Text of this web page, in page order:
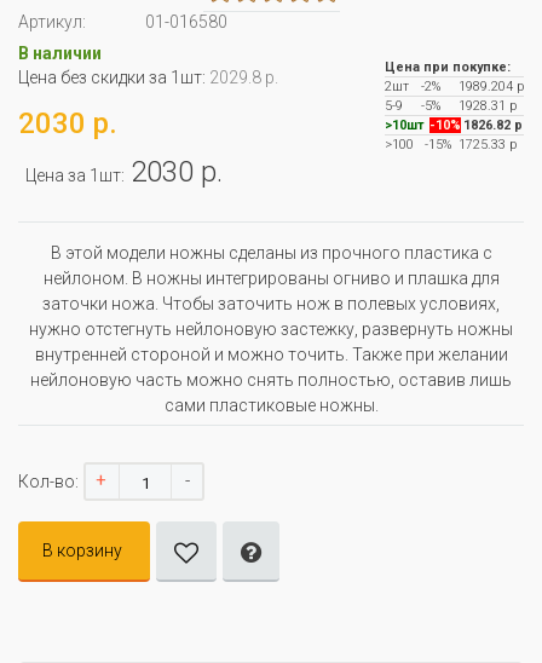
Артикул:
01-016580
В наличии
Цена без скидки за 1шт: 2029.8 р.
2030 р.
Цена за 1шт: 2030 р.
Цена при покупке:
2шт
-2%
1989.204 р
5-9
-5%
1928.31 р
>10шт -10% 1826.82 р
>100
-15% 1725.33 р
В этой модели ножны сделаны из прочного пластика с
нейлоном. В ножны интегрированы огниво и плашка для
заточки ножа. Чтобы заточить нож в полевых условиях,
нужно отстегнуть нейлоновую застежку, развернуть ножны
внутренней стороной и можно точить. Также при желании
нейлоновую часть можно снять полностью, оставив лишь
сами пластиковые ножны.
Кол-во: + -
В корзину